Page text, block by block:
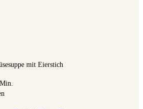
mit Eierstich
Minuten
Min.